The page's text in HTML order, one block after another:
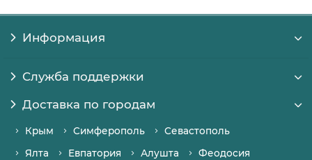
Информация
Служба поддержки
Доставка по городам
Крым Симферополь
Севастополь
Ялта
Евпатория Алушта
Феодосия